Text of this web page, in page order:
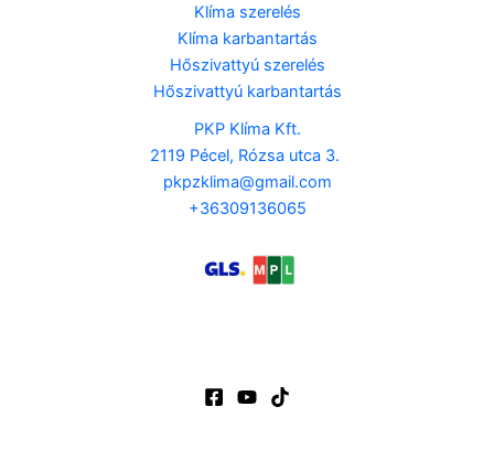
Klíma szerelés
Klíma karbantartás
Hőszivattyú szerelés
Hőszivattyú karbantartás
PKP Klíma Kft.
2119 Pécel, Rózsa utca 3.
pkpzklima@gmail.com
+36309136065